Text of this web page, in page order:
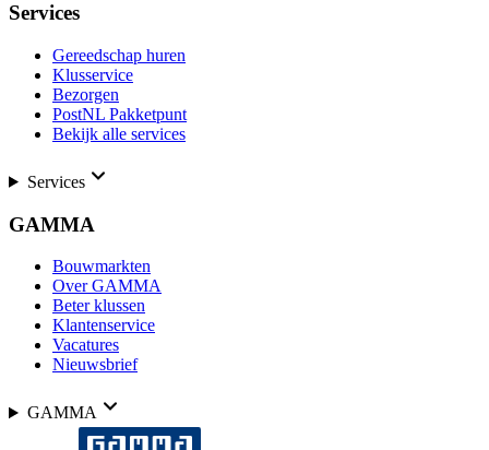
Services
Gereedschap huren
Klusservice
Bezorgen
PostNL Pakketpunt
Bekijk alle services
Services
GAMMA
Bouwmarkten
Over GAMMA
Beter klussen
Klantenservice
Vacatures
Nieuwsbrief
GAMMA